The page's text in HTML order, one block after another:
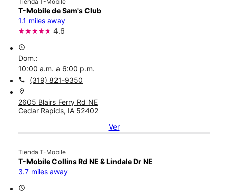
T-Mobile de Sam's Club
1.1 miles away
4.6
access_time
Dom.:
10:00 a.m. a 6:00 p.m.
call (319) 821-9350
location_on
2605 Blairs Ferry Rd NE
Cedar Rapids, IA 52402
Ver
Tienda T-Mobile
T-Mobile Collins Rd NE & Lindale Dr NE
3.7 miles away
access_time